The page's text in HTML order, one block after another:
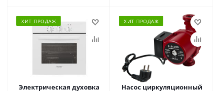
ХИТ ПРОДАЖ
Электрическая духовка
ХИТ ПРОДАЖ
Насос циркуляционный